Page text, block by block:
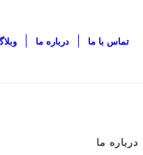
درباره ما تماس با ما
درباره ما